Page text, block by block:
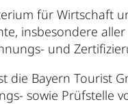
für Wirtschaft
insbesondere
und
die Bayern Tourist
sowie Prüfstelle